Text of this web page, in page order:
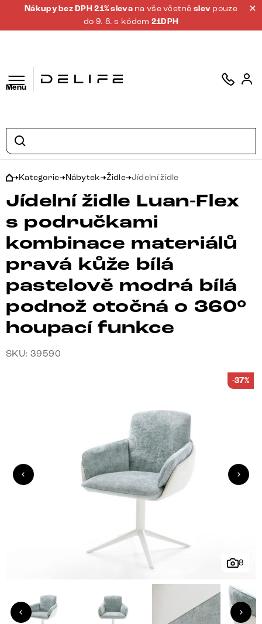
Nákupy bez DPH 21% sleva na vše včetněslev pouze
do 9. 8. s kódem 21DPH
Menu
Kategorie Nábytek Židle Jídelní židle
Jídelní židle Luan-Flex
s područkami
kombinace materiálů
pravá kůže bílá
pastelově modrá bílá
podnož otočná o 360°
houpací funkce
SKU: 39590
8
-37%